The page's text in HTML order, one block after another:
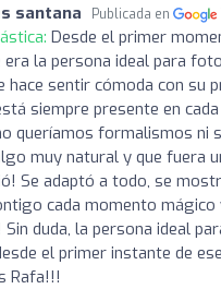
santana Publicada en
Desde el primer
era la persona ideal para
hace sentir cómoda con su
siempre presente en
queríamos formalismos ni
muy natural y que fuera
Se adaptó a todo, se
cada momento mágico
duda, la persona ideal
el primer instante de
Rafa!!!